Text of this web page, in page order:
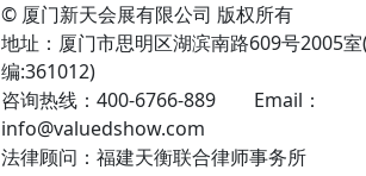
© 厦门新天会展有限公司 版权所有
地址：厦门市思明区湖滨南路609号2005
编:361012)
咨询热线：400-6766-889 Email：
info@valuedshow.com
法律顾问：福建天衡联合律师事务所